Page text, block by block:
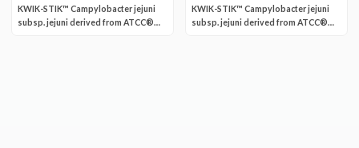
KWIK-STIK™ Campylobacter jejuni
subsp. jejuni derived from ATCC®
KWIK-STIK™ Campylobacter jejuni
subsp. jejuni derived from ATCC®